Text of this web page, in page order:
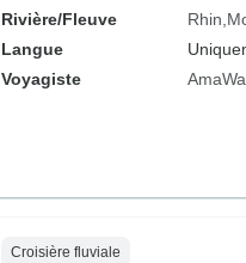
Rivière/Fleuve
Rhin
Langue
Voyagiste
Croisière fluviale